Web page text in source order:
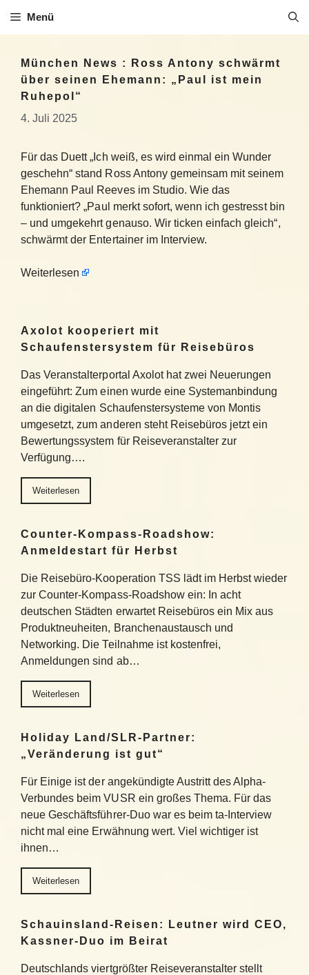
Inhalt
Menü
München News : Ross Antony schwärmt
über seinen Ehemann: „Paul ist mein
Ruhepol“
4. Juli 2025
Für das Duett „Ich weiß, es wird einmal ein Wunder
geschehn“ stand Ross Antony gemeinsam mit seinem
Ehemann Paul Reeves im Studio. Wie das
funktioniert? „Paul merkt sofort, wenn ich gestresst bin
– und umgekehrt genauso. Wir ticken einfach gleich“,
schwärmt der Entertainer im Interview.
Weiterlesen
Axolot kooperiert mit
Schaufenstersystem für Reisebüros
Das Veranstalterportal Axolot hat zwei Neuerungen
eingeführt: Zum einen wurde eine Systemanbindung
an die digitalen Schaufenstersysteme von Montis
umgesetzt, zum anderen steht Reisebüros jetzt ein
Bewertungssystem für Reiseveranstalter zur
Verfügung….
Weiterlesen
Counter-Kompass-Roadshow:
Anmeldestart für Herbst
Die Reisebüro-Kooperation TSS lädt im Herbst wieder
zur Counter-Kompass-Roadshow ein: In acht
deutschen Städten erwartet Reisebüros ein Mix aus
Produktneuheiten, Branchenaustausch und
Networking. Die Teilnahme ist kostenfrei,
Anmeldungen sind ab…
Weiterlesen
Holiday Land/SLR-Partner:
„Veränderung ist gut“
Für Einige ist der angekündigte Austritt des Alpha-
Verbundes beim VUSR ein großes Thema. Für das
neue Geschäftsführer-Duo war es beim ta-Interview
nicht mal eine Erwähnung wert. Viel wichtiger ist
ihnen…
Weiterlesen
Schauinsland-Reisen: Leutner wird CEO,
Kassner-Duo im Beirat
Deutschlands viertgrößter Reiseveranstalter stellt